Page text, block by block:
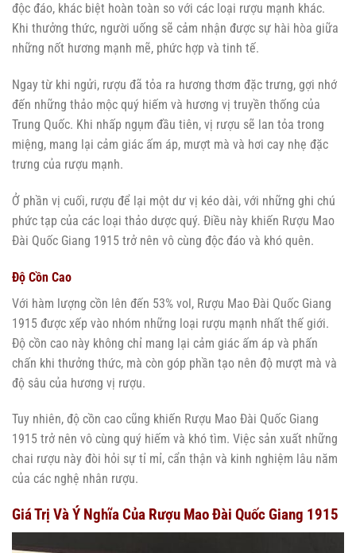
độc đáo, khác biệt hoàn toàn so với các loại rượu mạnh khác.
Khi thưởng thức, người uống sẽ cảm nhận được sự hài hòa giữa
những nốt hương mạnh mẽ, phức hợp và tinh tế.
Ngay từ khi ngửi, rượu đã tỏa ra hương thơm đặc trưng, gợi nhớ
đến những thảo mộc quý hiếm và hương vị truyền thống của
Trung Quốc. Khi nhấp ngụm đầu tiên, vị rượu sẽ lan tỏa trong
miệng, mang lại cảm giác ấm áp, mượt mà và hơi cay nhẹ đặc
trưng của rượu mạnh.
Ở phần vị cuối, rượu để lại một dư vị kéo dài, với những ghi chú
phức tạp của các loại thảo dược quý. Điều này khiến Rượu Mao
Đài Quốc Giang 1915 trở nên vô cùng độc đáo và khó quên.
Độ Cồn Cao
Với hàm lượng cồn lên đến 53% vol, Rượu Mao Đài Quốc Giang
1915 được xếp vào nhóm những loại rượu mạnh nhất thế giới.
Độ cồn cao này không chỉ mang lại cảm giác ấm áp và phấn
chấn khi thưởng thức, mà còn góp phần tạo nên độ mượt mà và
độ sâu của hương vị rượu.
Tuy nhiên, độ cồn cao cũng khiến Rượu Mao Đài Quốc Giang
1915 trở nên vô cùng quý hiếm và khó tìm. Việc sản xuất những
chai rượu này đòi hỏi sự tỉ mỉ, cẩn thận và kinh nghiệm lâu năm
của các nghệ nhân rượu.
Giá Trị Và Ý Nghĩa Của Rượu Mao Đài Quốc Giang 1915